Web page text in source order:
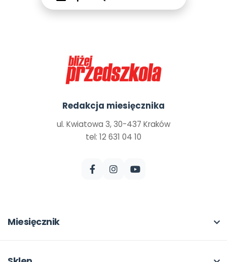
Redakcja miesięcznika
ul. Kwiatowa 3, 30-437 Kraków
tel: 12 631 04 10
Miesięcznik